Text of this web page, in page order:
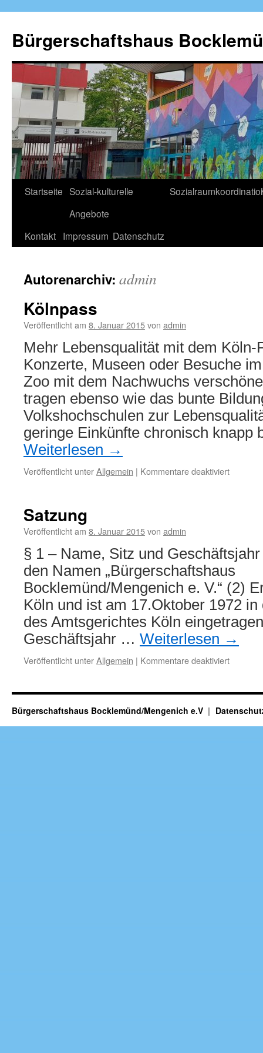
springen
Bürgerschaftshaus
Startseite Sozial-kulturelle
Angebote
Kontakt Impressum Datenschutz
Autorenarchiv: admin
Kölnpass
Veröffentlicht am 8. Januar 2015von admin
Mehr Lebensqualität mit dem Köln-
Konzerte, Museen oder Besuche
Zoo mit dem Nachwuchs
tragen ebenso wie das bunte
Volkshochschulen zur
geringe Einkünfte chronisch
Weiterlesen →
Veröffentlicht unterAllgemein | Kommentare deaktiviertfür
Satzung
Veröffentlicht am 8. Januar 2015von admin
§ 1 – Name, Sitz und
den Namen „Bürgerschaftshaus
Bocklemünd/Mengenich e. V.“ (2)
Köln und ist am 17.Oktober 1972
des Amtsgerichtes Köln
Geschäftsjahr … Weiterlesen →
Veröffentlicht unterAllgemein | Kommentare deaktiviertfür
Bürgerschaftshaus Bocklemünd/Mengenich e.V